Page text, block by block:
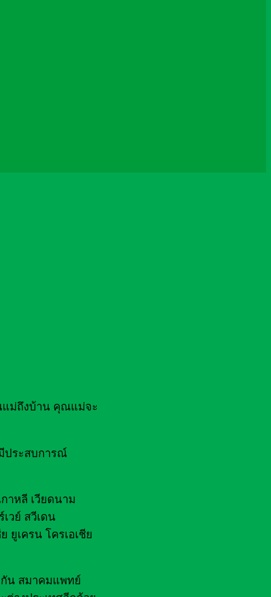
แม่ถึงบ้าน คุณแม่จะ
ประสบการณ์
าหลี เวียดนาม
วย์ สวีเดน
ยูเครน โครเอเชีย
น สมาคมแพทย์